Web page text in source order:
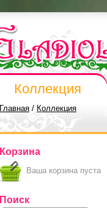
Коллекция
Главная / Коллекция
Корзина
Ваша корзина пуста
Поиск